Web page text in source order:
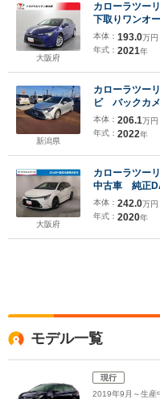
大阪府
カローラツー
下取りワンオ
ージックプレ
軽減システム
本体： 193.0万円
年式： 2021年
新潟県
カローラツー
ビ バックカ
本体： 206.1万円
年式： 2022年
大阪府
カローラツー
中古車 純正
本体： 242.0万円
年式： 2020年
モデル一覧
現行
2019年9月～生産